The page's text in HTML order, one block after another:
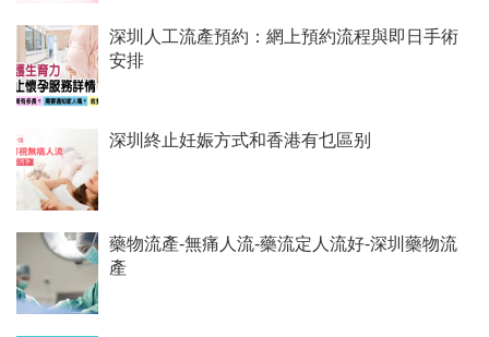
深圳人工流產預約：網上預約流程與即日手術
安排
深圳終止妊娠方式和香港有乜區别
藥物流產-無痛人流-藥流定人流好-深圳藥物流
產